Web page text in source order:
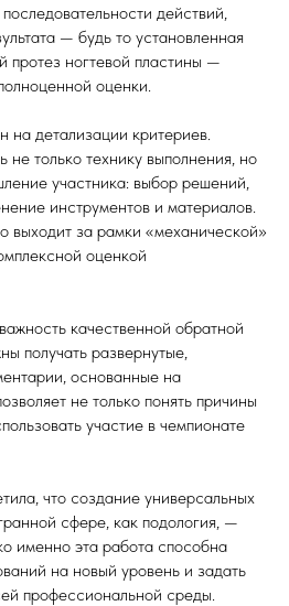
действий,
— будь то установленная
протез ногтевой пластины —
оценки.
на детализации критериев.
только технику выполнения, но
участника: выбор решений,
инструментов и материалов.
выходит за рамки «механической»
оценкой
качественной обратной
получать развернутые,
основанные на
не только понять причины
участие в чемпионате
что создание универсальных
сфере, как подология, —
именно эта работа способна
на новый уровень и задать
профессиональной среды.